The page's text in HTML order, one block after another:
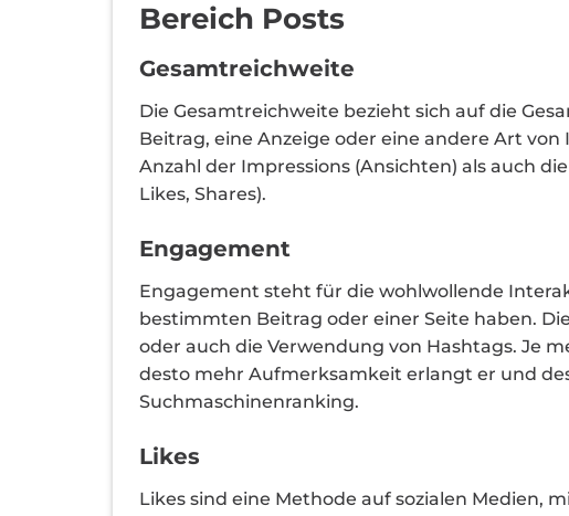
Bereich Posts
Gesamtreichweite
Die Gesamtreichweite bezieht sich auf die
Beitrag, eine Anzeige oder eine andere Art
Anzahl der Impressions (Ansichten) als auch
Likes, Shares).
Engagement
Engagement steht für die wohlwollende
bestimmten Beitrag oder einer Seite haben.
oder auch die Verwendung von Hashtags. Je
desto mehr Aufmerksamkeit erlangt er und
Suchmaschinenranking.
Likes
Likes sind eine Methode auf sozialen Medien,